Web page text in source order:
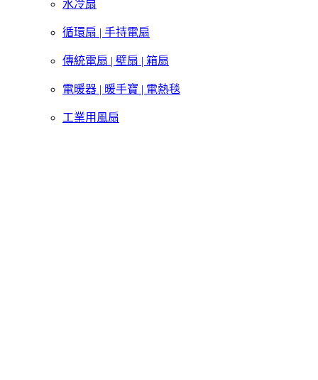
水冷扇
循環扇 | 手持電扇
傳統電扇 | 壁扇 | 箱扇
電暖器 | 暖手寶 | 電熱毯
工業用風扇